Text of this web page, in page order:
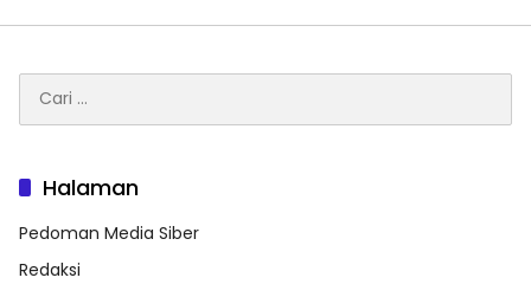
untuk:
Halaman
Pedoman Media Siber
Redaksi